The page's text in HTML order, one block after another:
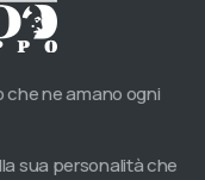
che ne amano ogni
sua personalità che